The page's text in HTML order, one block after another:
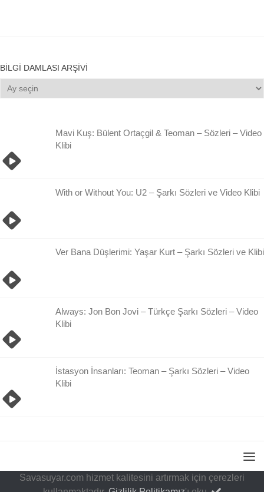
BILGI DAMLASI ARŞIVI
Bilgi
Damlası
Mavi Kuş: Bülent Ortaçgil & Teoman – Sözleri – Video
Klibi
With or Without You: U2 – Şarkı Sözleri ve Video Klibi
Ver Bana Düşlerimi: Yaşar Kurt – Şarkı Sözleri ve Klibi
Always: Jon Bon Jovi – Türkçe Şarkı Sözleri – Video
Klibi
İstasyon İnsanları: Teoman – Şarkı Sözleri – Video
Klibi
Savasuyar.com hizmet kalitesini artırmak için çerezleri